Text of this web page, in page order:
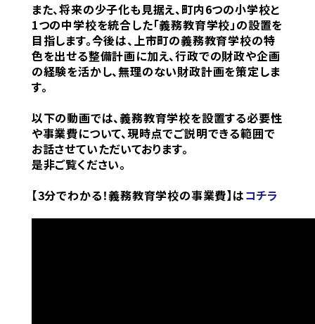
また、将来の少子化も見据え、町内6つの小学校と
1つの中学校を統合した「義務教育学校」の設置を
目指します。今後は、上市町の義務教育学校の特
色を出せる整備計画に加え、行政での財政や企画
の経験を活かし、無理のない財政計画を策定しま
す。
以下の動画では、義務教育学校を設置する必要性
や事業費について、現時点でご説明できる範囲で
お話させていただいております。
是非ご覧ください。
【3分でわかる！義務教育学校の事業費】はコチラ